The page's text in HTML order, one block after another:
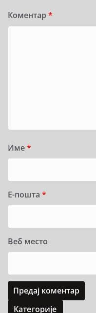
Коментар *
Име*
Е-пошта *
Веб место
Категорије